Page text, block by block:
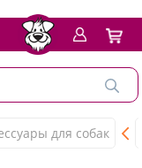
для собак